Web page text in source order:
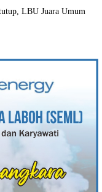
LBU Juara Umum